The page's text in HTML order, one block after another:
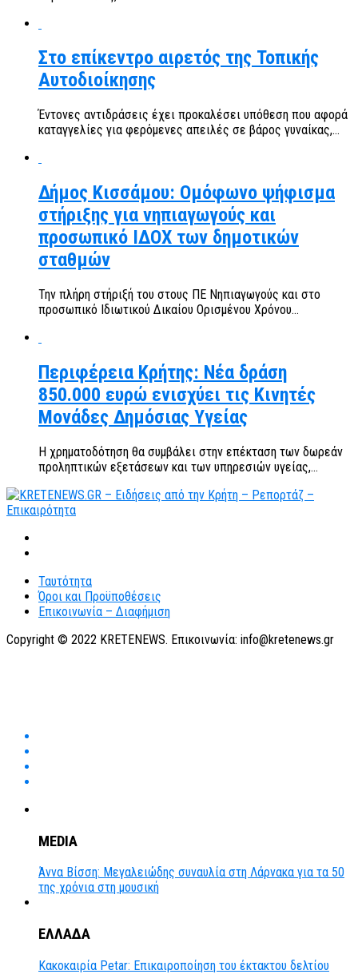
Στο επίκεντρο αιρετός της Τοπικής
Αυτοδιοίκησης
Έντονες αντιδράσεις έχει προκαλέσει υπόθεση που αφορά
καταγγελίες για φερόμενες απειλές σε βάρος γυναίκας,...
Δήμος Κισσάμου: Ομόφωνο ψήφισμα
στήριξης για νηπιαγωγούς και
προσωπικό ΙΔΟΧ των δημοτικών
σταθμών
Την πλήρη στήριξή του στους ΠΕ Νηπιαγωγούς και στο
προσωπικό Ιδιωτικού Δικαίου Ορισμένου Χρόνου...
Περιφέρεια Κρήτης: Νέα δράση
850.000 ευρώ ενισχύει τις Κινητές
Μονάδες Δημόσιας Υγείας
Η χρηματοδότηση θα συμβάλει στην επέκταση των δωρεάν
προληπτικών εξετάσεων και των υπηρεσιών υγείας,...
Ταυτότητα
Όροι και Προϋποθέσεις
Επικοινωνία – Διαφήμιση
Copyright © 2022 KRETENEWS. Επικοινωνία: info@kretenews.gr
MEDIA
Άννα Βίσση: Μεγαλειώδης συναυλία στη Λάρνακα για τα 50
της χρόνια στη μουσική
ΕΛΛΑΔΑ
Κακοκαιρία Petar: Επικαιροποίηση του έκτακτου δελτίου